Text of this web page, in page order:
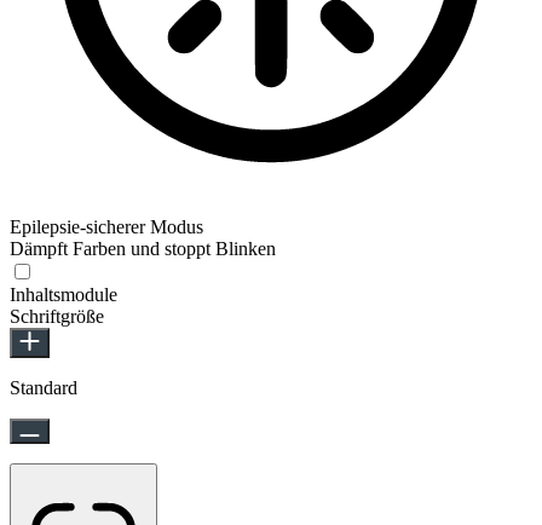
Epilepsie-sicherer Modus
Dämpft Farben und stoppt Blinken
Inhaltsmodule
Schriftgröße
Standard